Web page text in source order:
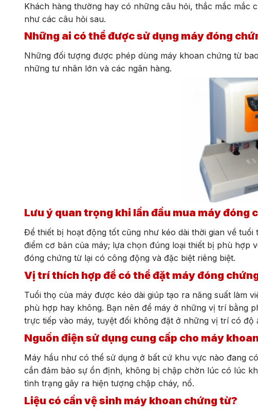
Khách hàng thường hay có những câu hỏi, thắc mắc mắc
như các câu hỏi sau.
Những ai có thể được sử dụng máy đóng
Những đối tượng được phép dùng máy khoan chứng từ
những tư nhân lớn và các ngân hàng.
Lưu ý quan trọng khi lần đầu mua máy đóng
Để thiết bị hoạt động tốt cũng như kéo dài thời gian về
điểm cơ bản của máy; lựa chọn đúng loại thiết bị phù hợp
đóng chứng từ lại có công động và đặc biệt riêng biệt.
Vị trí thích hợp để có thể đặt máy đóng
Tuổi thọ của máy được kéo dài giúp tạo ra năng suất làm
phù hợp hay không. Bạn nên để máy ở những vị trí bằng
trực tiếp vào máy, tuyệt đối không đặt ở những vị trí có độ
Nguồn điện sử dụng cung cấp cho máy
Máy hầu như có thể sử dụng ở bất cứ khu vực nào đang
cần đảm bảo sự ổn định, không bị chập chờn lúc có lúc
tình trạng gây ra hiện tượng chập cháy, nổ.
Liệu có cần vệ sinh máy khoan chứng từ?